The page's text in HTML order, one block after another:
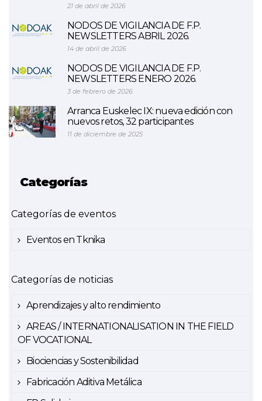
21 de abril de 2026
NODOS DE VIGILANCIA DE F.P.
NEWSLETTERS ABRIL 2026.
14 de abril de 2026
NODOS DE VIGILANCIA DE F.P.
NEWSLETTERS ENERO 2026.
3 de febrero de 2026
Arranca Euskelec IX: nueva edición con
nuevos retos, 32 participantes
11 de diciembre de 2025
Categorías
Categorías de eventos
Eventos en Tknika
Categorías de noticias
Aprendizajes y alto rendimiento
AREAS / INTERNATIONALISATION IN THE FIELD
OF VOCATIONAL
Biociencias y Sostenibilidad
Fabricación Aditiva Metálica